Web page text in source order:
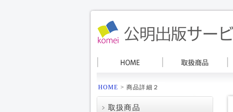
HOME > 商品詳細２
取扱商品